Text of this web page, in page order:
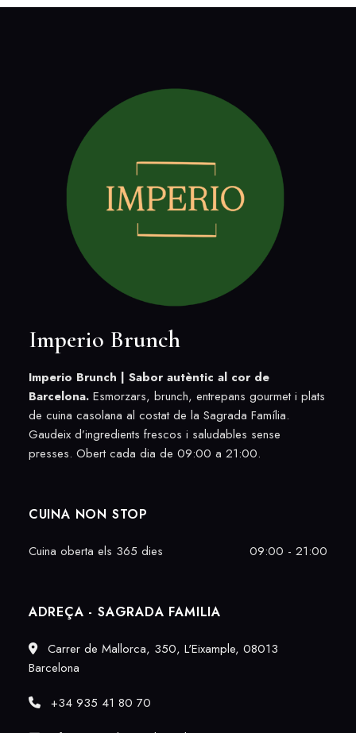
Imperio Brunch
Imperio Brunch | Sabor autèntic al cor de
Barcelona.Esmorzars, brunch, entrepans gourmet i plats
de cuina casolana al costat de la Sagrada Família.
Gaudeix d’ingredients frescos i saludables sense
presses. Obert cada dia de 09:00 a 21:00.
CUINA NON STOP
Cuina oberta els 365 dies 09:00 - 21:00
ADREÇA - SAGRADA FAMILIA
Carrer de Mallorca, 350, L'Eixample, 08013
Barcelona
+34 935 41 80 70